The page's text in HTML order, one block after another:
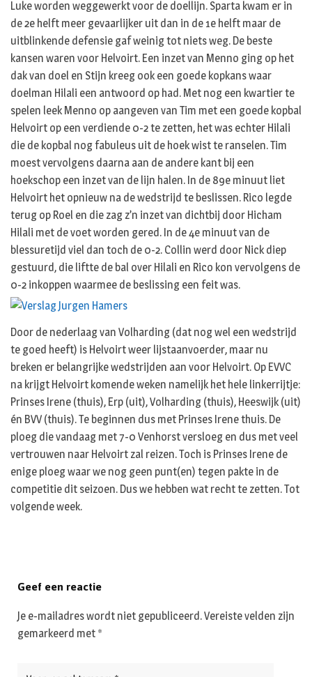
Luke worden weggewerkt voor de doellijn. Sparta kwam er in
de 2e helft meer gevaarlijker uit dan in de 1e helft maar de
uitblinkende defensie gaf weinig tot niets weg. De beste
kansen waren voor Helvoirt. Een inzet van Menno ging op het
dak van doel en Stijn kreeg ook een goede kopkans waar
doelman Hilali een antwoord op had. Met nog een kwartier te
spelen leek Menno op aangeven van Tim met een goede kopbal
Helvoirt op een verdiende 0-2 te zetten, het was echter Hilali
die de kopbal nog fabuleus uit de hoek wist te ranselen. Tim
moest vervolgens daarna aan de andere kant bij een
hoekschop een inzet van de lijn halen. In de 89e minuut liet
Helvoirt het opnieuw na de wedstrijd te beslissen. Rico legde
terug op Roel en die zag z’n inzet van dichtbij door Hicham
Hilali met de voet worden gered. In de 4e minuut van de
blessuretijd viel dan toch de 0-2. Collin werd door Nick diep
gestuurd, die liftte de bal over Hilali en Rico kon vervolgens de
0-2 inkoppen waarmee de beslissing een feit was.
Door de nederlaag van Volharding (dat nog wel een wedstrijd
te goed heeft) is Helvoirt weer lijstaanvoerder, maar nu
breken er belangrijke wedstrijden aan voor Helvoirt. Op EVVC
na krijgt Helvoirt komende weken namelijk het hele linkerrijtje:
Prinses Irene (thuis), Erp (uit), Volharding (thuis), Heeswijk (uit)
én BVV (thuis). Te beginnen dus met Prinses Irene thuis. De
ploeg die vandaag met 7-0 Venhorst versloeg en dus met veel
vertrouwen naar Helvoirt zal reizen. Toch is Prinses Irene de
enige ploeg waar we nog geen punt(en) tegen pakte in de
competitie dit seizoen. Dus we hebben wat recht te zetten. Tot
volgende week.
Geef een reactie
Je e-mailadres wordt niet gepubliceerd.Vereiste velden zijn
gemarkeerd met *